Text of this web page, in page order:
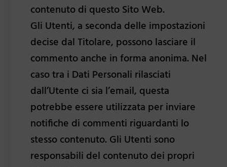
contenuto di questo Sito Web.
Gli Utenti, a seconda delle impostazioni
decise dal Titolare, possono lasciare il
commento anche in forma anonima. Nel
caso tra i Dati Personali rilasciati
dall’Utente ci sia l’email, questa
potrebbe essere utilizzata per inviare
notifiche di commenti riguardanti lo
stesso contenuto. Gli Utenti sono
responsabili del contenuto dei propri